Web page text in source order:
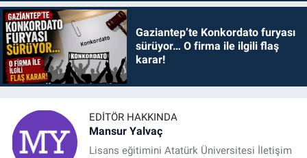
Gaziantep’te Konkordato furyası
sürüyor… O firma ile ilgili flaş
karar!
EDITÖR HAKKINDA
Mansur Yalvaç
Lisans eğitimini Atatürk Üniversitesi İletişim